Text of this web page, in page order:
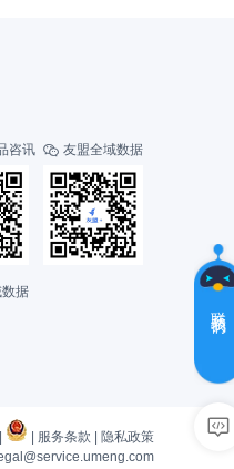
咨讯  友盟全域数据
据
| 服务条款 | 隐私政策
您
的
户